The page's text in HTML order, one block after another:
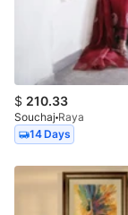
$ 210.33
Souchaj Raya
14 Days